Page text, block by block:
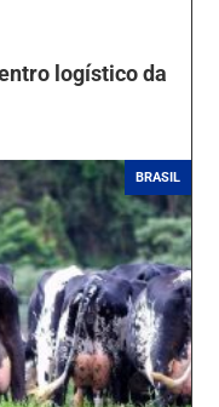
logístico da
BRASIL